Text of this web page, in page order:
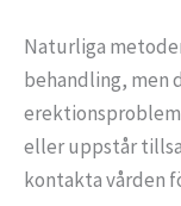
Naturliga
behandling, men
eller uppstår
kontakta vården